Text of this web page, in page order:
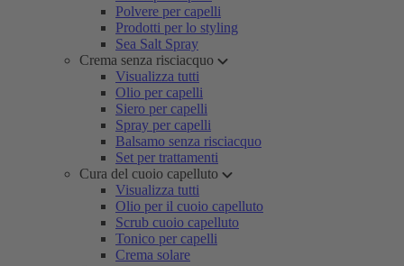
Polvere per capelli
Prodotti per lo styling
Sea Salt Spray
Crema senza risciacquo
Visualizza tutti
Olio per capelli
Siero per capelli
Spray per capelli
Balsamo senza risciacquo
Set per trattamenti
Cura del cuoio capelluto
Visualizza tutti
Olio per il cuoio capelluto
Scrub cuoio capelluto
Tonico per capelli
Crema solare